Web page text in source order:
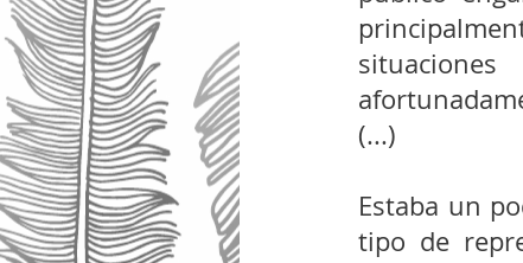
(...)
Estaba un
tipo de